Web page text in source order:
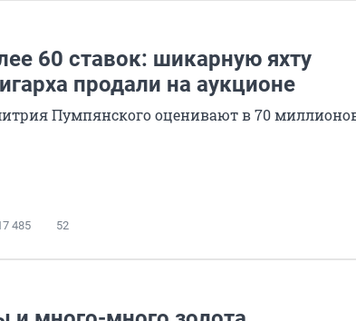
60 ставок: шикарную яхту
продали на аукционе
Пумпянского оценивают в 70
485 52